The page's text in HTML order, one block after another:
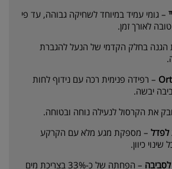
– גומי עמיד במיוחד לשחיקה גבוהה, עד פי
בחלק הקדמי של הנעל להגברת
– רפידה פנימית רכה עם נידוף לחות
יבשה.
את הקרסול לנעילה נוחה ובטוחה.
לפדל – מספקת מגע מלא עם הקרקע
כיוון.
לסביבה
– הפחתה של כ-33% בצריכת מים